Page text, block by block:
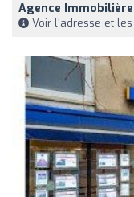
Agence
Voir l'adresse et